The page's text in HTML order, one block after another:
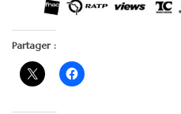
Partager :